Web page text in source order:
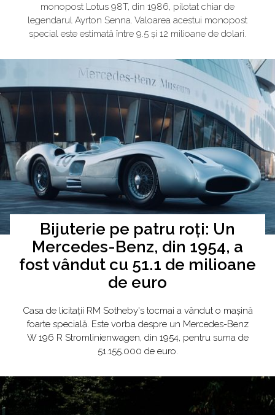
monopost Lotus 98T, din 1986, pilotat chiar de
legendarul Ayrton Senna. Valoarea acestui monopost
special este estimată între 9.5 și 12 milioane de dolari.
Bijuterie pe patru roți: Un
Mercedes-Benz, din 1954, a
fost vândut cu 51.1 de milioane
de euro
Casa de licitații RM Sotheby's tocmai a vândut o mașină
foarte specială. Este vorba despre un Mercedes-Benz
W 196 R Stromlinienwagen, din 1954, pentru suma de
51.155.000 de euro.